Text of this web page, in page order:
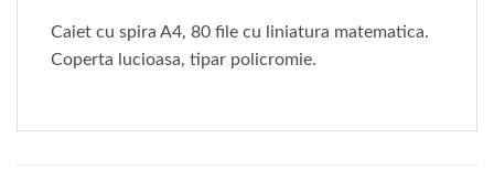
Caiet cu spira A4, 80 file cu liniatura matematica.
Coperta lucioasa, tipar policromie.